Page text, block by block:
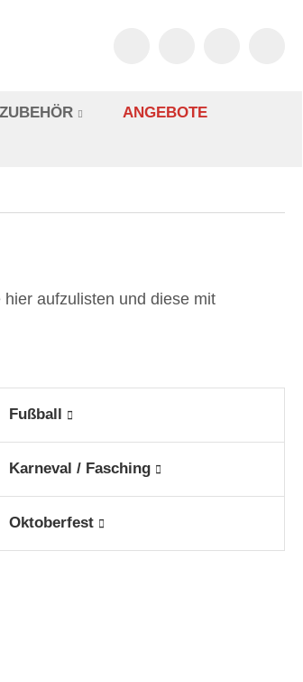
ZUBEHÖR
ANGEBOTE
aufzulisten und diese mit
Fußball
Karneval / Fasching
Oktoberfest